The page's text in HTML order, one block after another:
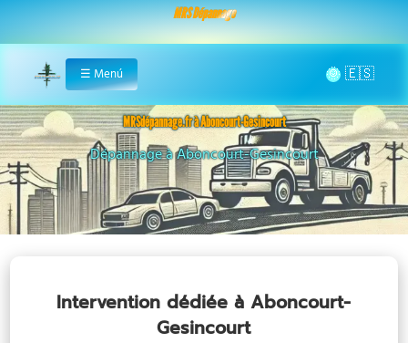
MRS Dépannage
Home
☰ Menú 🌞
MRSdépannage.fr à Aboncourt-Gesincourt
Assistance 24/7 à Aboncourt-Gesincourt
Intervention dédiéeà Aboncourt-
Gesincourt